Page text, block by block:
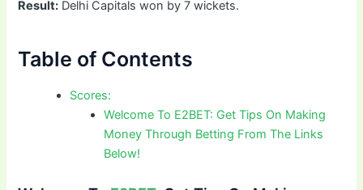
Result: Delhi Capitals won by 7 wickets.
Table of Contents
Scores:
Welcome To E2BET: Get Tips On Making
Money Through Betting From The Links
Below!